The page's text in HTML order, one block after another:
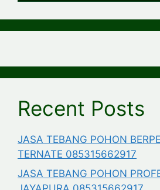
Recent Posts
JASA TEBANG POHON
TERNATE 085315662917
JASA TEBANG POHON